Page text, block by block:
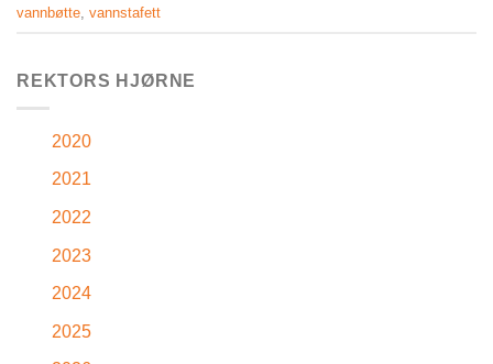
vannbøtte vannstafett
REKTORS HJØRNE
2020
2021
2022
2023
2024
2025